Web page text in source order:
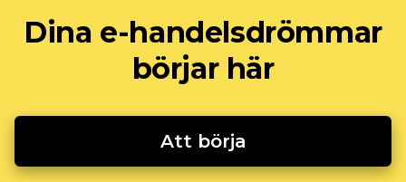
Dina e-handelsdrömmar
börjar här
Att börja